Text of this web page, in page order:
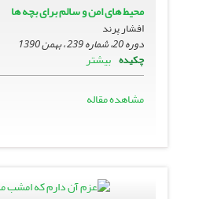
محیط های امن و سالم برای بچه ها
افشار پرند
دوره 20، شماره 239 ، بهمن 1390
چکیده بیشتر
مشاهده مقاله